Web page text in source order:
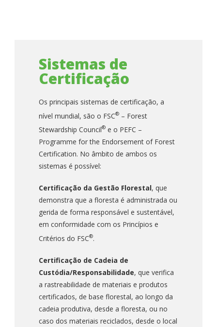
Sistemas de
Certificação
Os principais sistemas de certificação, a
nível mundial, são o FSC® – Forest
Stewardship Council® e o PEFC –
Programme for the Endorsement of Forest
Certification. No âmbito de ambos os
sistemas é possível:
Certificação da Gestão Florestal, que
demonstra que a floresta é administrada ou
gerida de forma responsável e sustentável,
em conformidade com os Princípios e
Critérios do FSC®.
Certificação de Cadeia de
Custódia/Responsabilidade, que verifica
a rastreabilidade de materiais e produtos
certificados, de base florestal, ao longo da
cadeia produtiva, desde a floresta, ou no
caso dos materiais reciclados, desde o local